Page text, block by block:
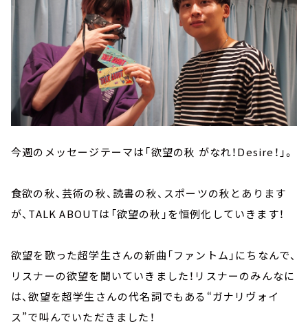
今週のメッセージテーマは「欲望の秋 がなれ！Desire！」。
食欲の秋、芸術の秋、読書の秋、スポーツの秋とあります
が、TALK ABOUTは「欲望の秋」を恒例化していきます！
欲望を歌った超学生さんの新曲「ファントム」にちなんで、
リスナーの欲望を聞いていきました！リスナーのみんなに
は、欲望を超学生さんの代名詞でもある“ガナリヴォイ
ス”で叫んでいただきました！